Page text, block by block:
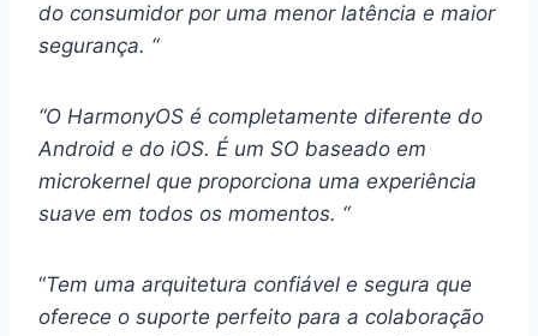
do consumidor por uma menor latência e maior
segurança. “
“O HarmonyOS é completamente diferente do
Android e do iOS. É um SO baseado em
microkernel que proporciona uma experiência
suave em todos os momentos. “
“Tem uma arquitetura confiável e segura que
oferece o suporte perfeito para a colaboração